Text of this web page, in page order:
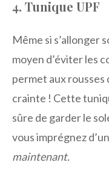
4. Tunique UPF
Même si s’allonger
moyen d’éviter les
permet aux rousses
crainte ! Cette
sûre de garder le
vous imprégnez
maintenant.